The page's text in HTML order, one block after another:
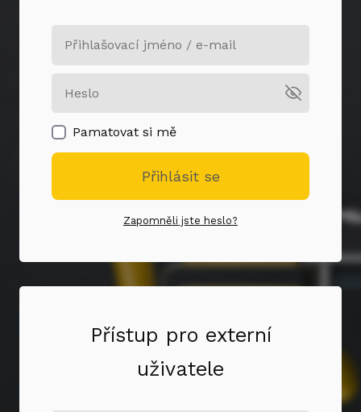
Pamatovat si mě
Přihlásit se
Zapomněli jste heslo?
Přístup pro externí
uživatele